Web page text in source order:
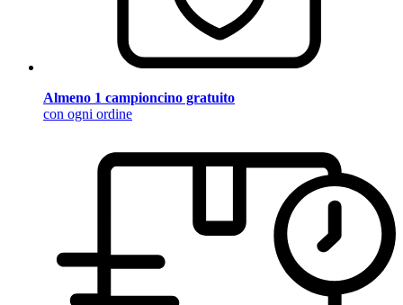
Almeno 1 campioncino gratuito
con ogni ordine